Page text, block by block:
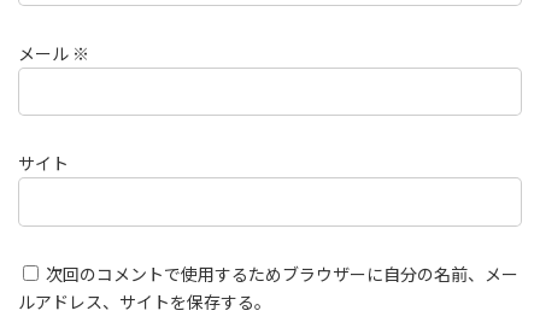
メール ※
サイト
次回のコメントで使用するためブラウザーに自分の名前、メー
ルアドレス、サイトを保存する。